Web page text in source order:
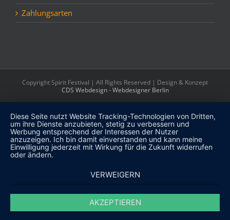
Zahlungsarten
Copyright Spirit Festival | All Rights Reserved | Design & Konzept
CDS Webdesign - Webdesigner Berlin
Diese Seite nutzt Website Tracking-Technologien von Dritten,
um ihre Dienste anzubieten, stetig zu verbessern und
Werbung entsprechend der Interessen der Nutzer
anzuzeigen. Ich bin damit einverstanden und kann meine
Einwilligung jederzeit mit Wirkung für die Zukunft widerrufen
oder ändern.
VERWEIGERN
AKZEPTIEREN